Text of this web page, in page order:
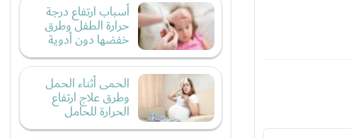
أسباب ارتفاع درجة
حرارة الطفل وطرق
خفضها دون أدوية
الحمى أثناء الحمل
وطرق علاج ارتفاع
الحرارة للحامل